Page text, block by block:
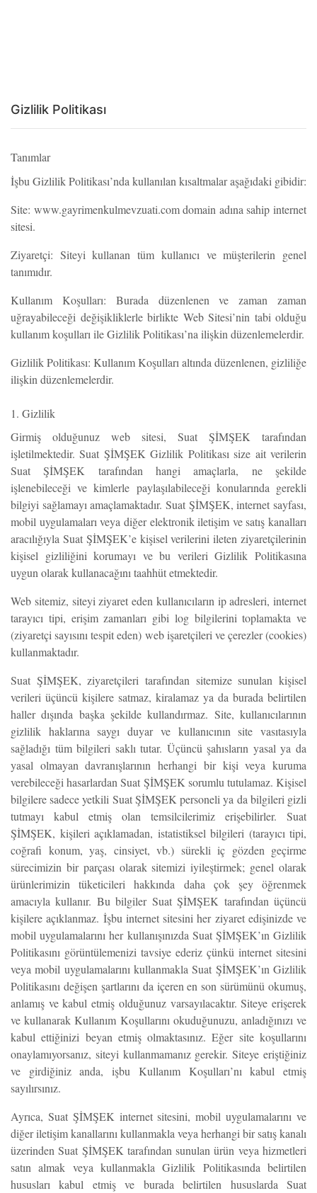
Gizlilik Politikası
Tanımlar
İşbu Gizlilik Politikası’nda kullanılan kısaltmalar aşağıdaki gibidir:
Site: www.gayrimenkulmevzuati.com domain adına sahip internet
sitesi.
Ziyaretçi: Siteyi kullanan tüm kullanıcı ve müşterilerin genel
tanımıdır.
Kullanım Koşulları: Burada düzenlenen ve zaman zaman
uğrayabileceği değişikliklerle birlikte Web Sitesi’nin tabi olduğu
kullanım koşulları ile Gizlilik Politikası’na ilişkin düzenlemelerdir.
Gizlilik Politikası: Kullanım Koşulları altında düzenlenen, gizliliğe
ilişkin düzenlemelerdir.
1. Gizlilik
Girmiş olduğunuz web sitesi, Suat ŞİMŞEK tarafından
işletilmektedir. Suat ŞİMŞEK Gizlilik Politikası size ait verilerin
Suat ŞİMŞEK tarafından hangi amaçlarla, ne şekilde
işlenebileceği ve kimlerle paylaşılabileceği konularında gerekli
bilgiyi sağlamayı amaçlamaktadır. Suat ŞİMŞEK, internet sayfası,
mobil uygulamaları veya diğer elektronik iletişim ve satış kanalları
aracılığıyla Suat ŞİMŞEK’e kişisel verilerini ileten ziyaretçilerinin
kişisel gizliliğini korumayı ve bu verileri Gizlilik Politikasına
uygun olarak kullanacağını taahhüt etmektedir.
Web sitemiz, siteyi ziyaret eden kullanıcıların ip adresleri, internet
tarayıcı tipi, erişim zamanları gibi log bilgilerini toplamakta ve
(ziyaretçi sayısını tespit eden) web işaretçileri ve çerezler (cookies)
kullanmaktadır.
Suat ŞİMŞEK, ziyaretçileri tarafından sitemize sunulan kişisel
verileri üçüncü kişilere satmaz, kiralamaz ya da burada belirtilen
haller dışında başka şekilde kullandırmaz. Site, kullanıcılarının
gizlilik haklarına saygı duyar ve kullanıcının site vasıtasıyla
sağladığı tüm bilgileri saklı tutar. Üçüncü şahısların yasal ya da
yasal olmayan davranışlarının herhangi bir kişi veya kuruma
verebileceği hasarlardan Suat ŞİMŞEK sorumlu tutulamaz. Kişisel
bilgilere sadece yetkili Suat ŞİMŞEK personeli ya da bilgileri gizli
tutmayı kabul etmiş olan temsilcilerimiz erişebilirler. Suat
ŞİMŞEK, kişileri açıklamadan, istatistiksel bilgileri (tarayıcı tipi,
coğrafi konum, yaş, cinsiyet, vb.) sürekli iç gözden geçirme
sürecimizin bir parçası olarak sitemizi iyileştirmek; genel olarak
ürünlerimizin tüketicileri hakkında daha çok şey öğrenmek
amacıyla kullanır. Bu bilgiler Suat ŞİMŞEK tarafından üçüncü
kişilere açıklanmaz. İşbu internet sitesini her ziyaret edişinizde ve
mobil uygulamalarını her kullanışınızda Suat ŞİMŞEK’ın Gizlilik
Politikasını görüntülemenizi tavsiye ederiz çünkü internet sitesini
veya mobil uygulamalarını kullanmakla Suat ŞİMŞEK’ın Gizlilik
Politikasını değişen şartlarını da içeren en son sürümünü okumuş,
anlamış ve kabul etmiş olduğunuz varsayılacaktır. Siteye erişerek
ve kullanarak Kullanım Koşullarını okuduğunuzu, anladığınızı ve
kabul ettiğinizi beyan etmiş olmaktasınız. Eğer site koşullarını
onaylamıyorsanız, siteyi kullanmamanız gerekir. Siteye eriştiğiniz
ve girdiğiniz anda, işbu Kullanım Koşulları’nı kabul etmiş
sayılırsınız.
Ayrıca, Suat ŞİMŞEK internet sitesini, mobil uygulamalarını ve
diğer iletişim kanallarını kullanmakla veya herhangi bir satış kanalı
üzerinden Suat ŞİMŞEK tarafından sunulan ürün veya hizmetleri
satın almak veya kullanmakla Gizlilik Politikasında belirtilen
hususları kabul etmiş ve burada belirtilen hususlarda Suat